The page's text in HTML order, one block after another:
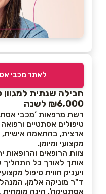
לאתר מכבי
חבילה שנתית
₪6,000 לשנה
רשת מרפאות ‘מכבי
טיפולים אסתטיים
ארצית, בהתאמה אישית,
מקצועי ומיומן.
צוות הרופאים והרופאות
אותך לאורך כל
ויעניק חווית טיפול
ד"ר מוניקה אלמן,
אסתטיקה', הינה מומחית